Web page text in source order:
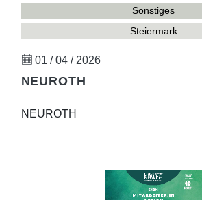
Sonstiges
Steiermark
01 / 04 / 2026
NEUROTH
NEUROTH